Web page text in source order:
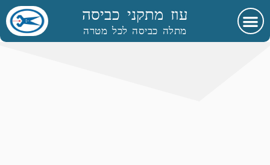
עוז מתקני כביסה
מתלה כביסה לכל מטרה